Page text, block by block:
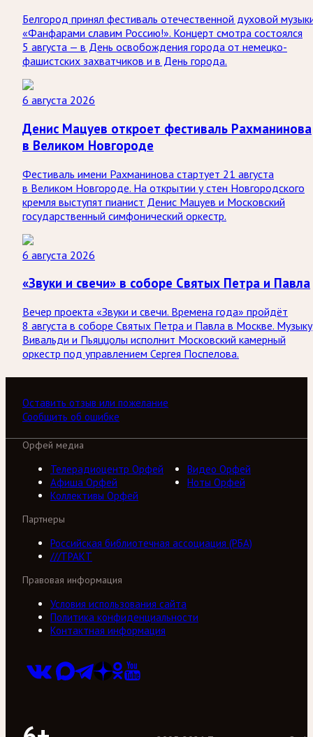
Белгород принял фестиваль отечественной духовой
«Фанфарами славим Россию!». Концерт смотра состоялся
5 августа — в День освобождения города от немецко-
фашистских захватчиков и в День города.
6 августа 2026
Денис Мацуев откроет фестиваль Рахманинова
в Великом Новгороде
Фестиваль имени Рахманинова стартует 21 августа
в Великом Новгороде. На открытии у стен Новгородского
кремля выступят пианист Денис Мацуев и Московский
государственный симфонический оркестр.
6 августа 2026
«Звуки и свечи» в соборе Святых Петра и Павла
Вечер проекта «Звуки и свечи. Времена года» пройдёт
8 августа в соборе Святых Петра и Павла в Москве. Музыку
Вивальди и Пьяццолы исполнит Московский камерный
оркестр под управлением Сергея Поспелова.
Оставить отзыв или пожелание
Сообщить об ошибке
Орфей медиа
Телерадиоцентр Орфей
Видео Орфей
Афиша Орфей
Ноты Орфей
Коллективы Орфей
Партнеры
Российская библиотечная ассоциация (РБА)
///ТРАКТ
Правовая информация
Условия использования сайта
Политика конфиденциальности
Контактная информация